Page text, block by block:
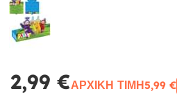
2,99 €ΑΡΧΙΚΉ ΤΙΜΉ5,99 €